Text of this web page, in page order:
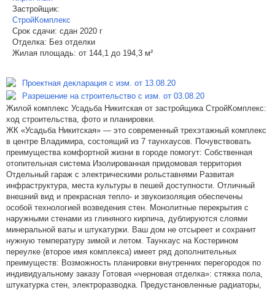
Застройщик:
СтройКомплекс
Срок сдачи: сдан 2020 г
Отделка: Без отделки
Жилая площадь: от 144,1 до 194,3 м²
Проектная декларация с изм. от 13.08.20
Разрешение на строительство с изм. от 03.08.20
Жилой комплекс Усадьба Никитская от застройщика СтройКомплекс:
ход строительства, фото и планировки.
ЖК «Усадьба Никитская» — это современный трехэтажный комплекс
в центре Владимира, состоящий из 7 таунхаусов. Почувствовать
преимущества комфортной жизни в городе помогут: Собственная
отопительная система Изолированная придомовая территория
Отдельный гараж с электрическими рольставнями Развитая
инфраструктура, места культуры в пешей доступности. Отличный
внешний вид и прекрасная тепло- и звукоизоляция обеспечены
особой технологией возведения стен. Монолитные перекрытия с
наружными стенами из глиняного кирпича, дублируются слоями
минеральной ваты и штукатурки. Ваш дом не отсыреет и сохранит
нужную температуру зимой и летом. Таунхаус на Костерином
переулке (второе имя комплекса) имеет ряд дополнительных
преимуществ: Возможность планировки внутренних перегородок по
индивидуальному заказу Готовая «черновая отделка»: стяжка пола,
штукатурка стен, электроразводка. Предустановленные радиаторы,